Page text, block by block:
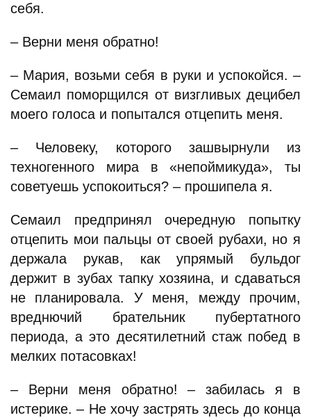
себя.
– Верни меня обратно!
– Мария, возьми себя в руки и успокойся. –
Семаил поморщился от визгливых децибел
моего голоса и попытался отцепить меня.
– Человеку, которого зашвырнули из
техногенного мира в «непоймикуда», ты
советуешь успокоиться? – прошипела я.
Семаил предпринял очередную попытку
отцепить мои пальцы от своей рубахи, но я
держала рукав, как упрямый бульдог
держит в зубах тапку хозяина, и сдаваться
не планировала. У меня, между прочим,
вреднючий брательник пубертатного
периода, а это десятилетний стаж побед в
мелких потасовках!
– Верни меня обратно! – забилась я в
истерике. – Не хочу застрять здесь до конца